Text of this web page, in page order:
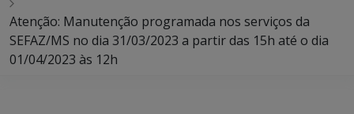
Atenção: Manutenção programada nos serviços da
SEFAZ/MS no dia 31/03/2023 a partir das 15h até o dia
01/04/2023 às 12h